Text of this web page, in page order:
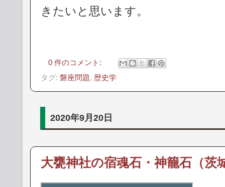
きたいと思います。
0 件のコメント:
タグ: 磐座問題, 歴史学
2020年9月20日
大甕神社の宿魂石・神籠石（茨